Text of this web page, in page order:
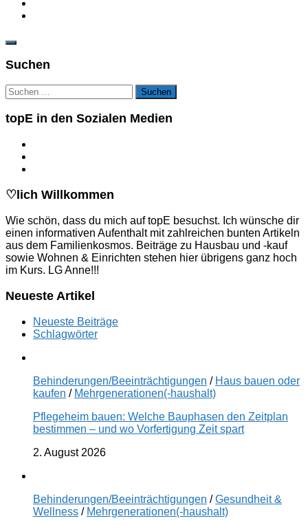
Suchen
Suchen
nach:
topE in den Sozialen Medien
♡lich Willkommen
Wie schön, dass du mich auf topE besuchst. Ich wünsche dir
einen informativen Aufenthalt mit zahlreichen bunten Artikeln
aus dem Familienkosmos. Beiträge zu Hausbau und -kauf
sowie Wohnen & Einrichten stehen hier übrigens ganz hoch
im Kurs. LG Anne!!!
Neueste Artikel
Neueste Beiträge
Schlagwörter
Behinderungen/Beeinträchtigungen / Haus bauen oder
kaufen / Mehrgenerationen(-haushalt)
Pflegeheim bauen: Welche Bauphasen den Zeitplan
bestimmen – und wo Vorfertigung Zeit spart
2. August 2026
Behinderungen/Beeinträchtigungen /Gesundheit &
Wellness / Mehrgenerationen(-haushalt)